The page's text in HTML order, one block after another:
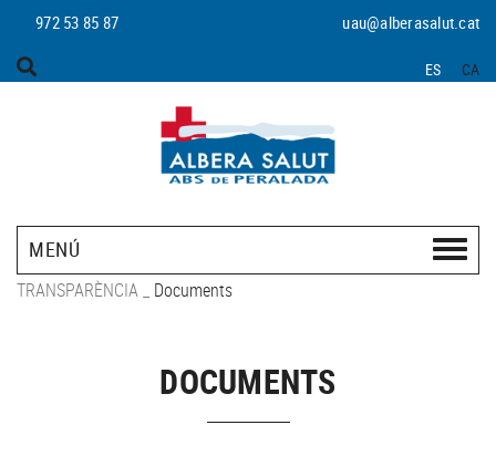
972 53 85 87 uau@alberasalut.cat
ES CA
MENÚ
TRANSPARÈNCIA Documents
DOCUMENTS